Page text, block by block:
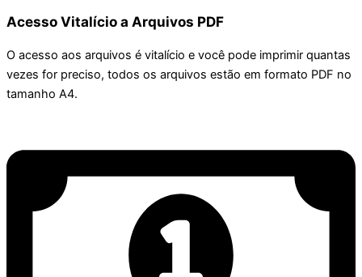
Acesso Vitalício a Arquivos PDF
O acesso aos arquivos é vitalício e você pode imprimir quantas
vezes for preciso, todos os arquivos estão em formato PDF no
tamanho A4.